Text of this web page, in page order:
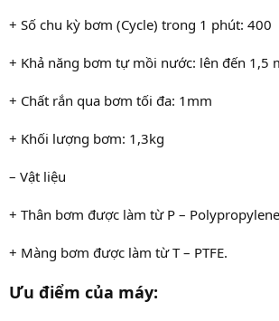
+ Số chu kỳ bơm (Cycle) trong 1 phút: 400
+ Khả năng bơm tự mồi nước: lên đến 1,5
+ Chất rắn qua bơm tối đa: 1mm
+ Khối lượng bơm: 1,3kg
– Vật liệu
+ Thân bơm được làm từ P –
+ Màng bơm được làm từ T – PTFE.
Ưu điểm của máy: